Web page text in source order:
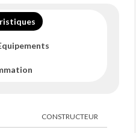
CONSTRUCTEUR